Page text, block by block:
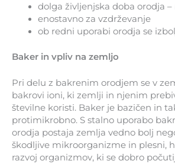
dolga življenjska doba orodja –
enostavno za vzdrževanje
ob redni uporabi orodja se
Baker in vpliv na zemljo
Pri delu z bakrenim orodjem se v
bakrovi ioni, ki zemlji in njenim
številne koristi. Baker je bazičen in
protimikrobno. S stalno uporabo
orodja postaja zemlja vedno bolj
škodljive mikroorganizme in plesni,
razvoj organizmov, ki se dobro